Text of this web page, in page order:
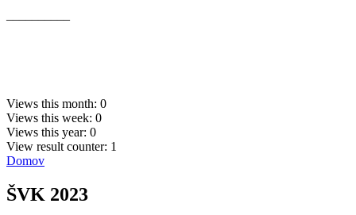
Views this month: 0
Views this week: 0
Views this year: 0
View result counter: 1
Nachádzate sa tu
Domov
ŠVK 2023